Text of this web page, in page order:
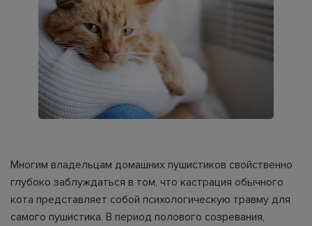
Многим владельцам домашних пушистиков свойственно
глубоко заблуждаться в том, что кастрация обычного
кота представляет собой психологическую травму для
самого пушистика. В период полового созревания,